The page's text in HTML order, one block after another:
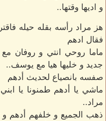
و اديها وقتها..
هز مراد رأسه بقله حيله
فقال ادهم
ماما روحي انتي و روفان
جديد و خليها هيا مع يوسف..
صفسه بانصياع لحديث أدهم
ماشي يا أدهم طمنونا يا ابني
مراد..
ذهب الجميع و خلفهم أدهم و